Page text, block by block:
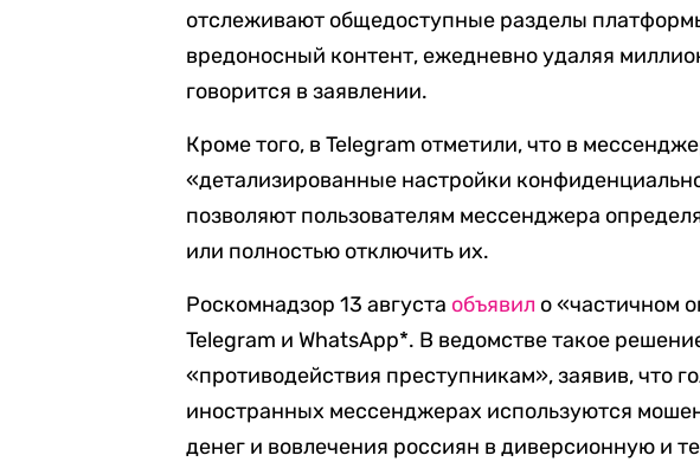
отслеживают общедоступные разделы
вредоносный контент, ежедневно удаляя
говорится в заявлении.
Кроме того, в Telegram отметили, что в
«детализированные настройки
позволяют пользователям мессенджера
или полностью отключить их.
Роскомнадзор 13 августа объявил о «частичном
Telegram и WhatsApp*. В ведомстве такое
«противодействия преступникам», заявив, что
иностранных мессенджерах используются
денег и вовлечения россиян в диверсионную и